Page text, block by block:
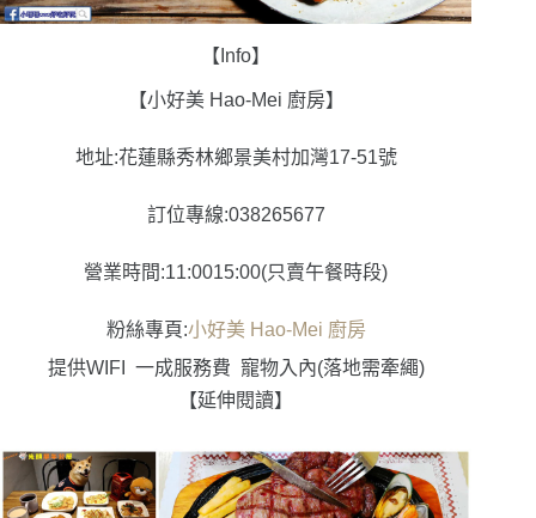
【Info】
【小好美 Hao-Mei 廚房】
地址:花蓮縣秀林鄉景美村加灣17-51號
訂位專線:038265677
營業時間:11:0015:00(只賣午餐時段)
粉絲專頁:小好美 Hao-Mei 廚房
提供WIFI 一成服務費 寵物入內(落地需牽繩)
【延伸閱讀】